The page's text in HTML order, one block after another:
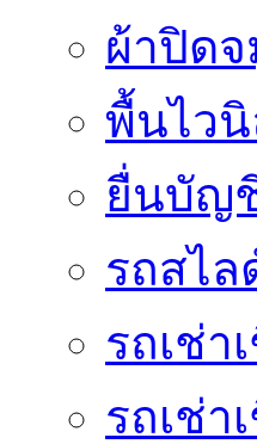
ผ้าปิด
พื้นไว
ยื่นบัญ
รถสไล
รถเช่า
รถเช่า